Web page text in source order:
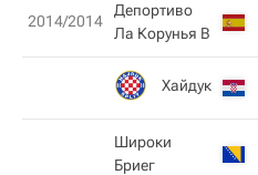
2014/2014
Депортиво
Ла Корунья В
Хайдук
Широки
Бриег